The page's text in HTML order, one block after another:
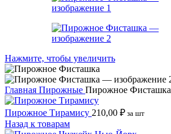
Нажмите, чтобы увеличить
Главная Пирожные Пирожное Фисташка
Пирожное Тирамису 210,00 ₽ за шт
Назад к товарам